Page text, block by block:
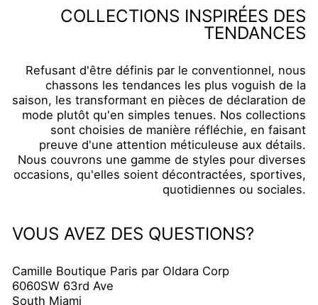
COLLECTIONS INSPIRÉES DES
TENDANCES
Refusant d'être définis par le conventionnel, nous
chassons les tendances les plus voguish de la
saison, les transformant en pièces de déclaration de
mode plutôt qu'en simples tenues. Nos collections
sont choisies de manière réfléchie, en faisant
preuve d'une attention méticuleuse aux détails.
Nous couvrons une gamme de styles pour diverses
occasions, qu'elles soient décontractées, sportives,
quotidiennes ou sociales.
VOUS AVEZ DES QUESTIONS?
Camille Boutique Paris par Oldara Corp
6060SW 63rd Ave
South Miami